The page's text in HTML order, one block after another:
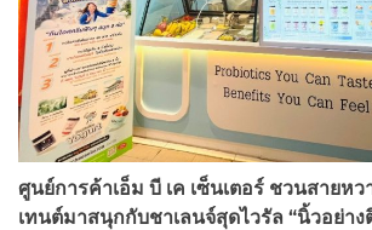
ศูนย์การค้าเอ็ม บี เค เซ็นเตอร์ ชวนสายห
เทนต์มาสนุกกับชาเลนจ์สุดไวรัล “นิ้วอย่า